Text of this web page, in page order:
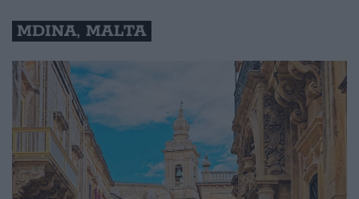
MDINA, MALTA